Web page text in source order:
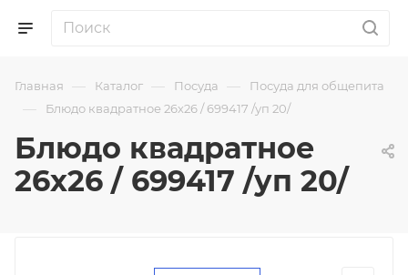
Главная — Каталог — Посуда — Посуда для общепита
— Блюдо квадратное 26х26 / 699417 /уп 20/
Блюдо квадратное
26х26 / 699417 /уп 20/